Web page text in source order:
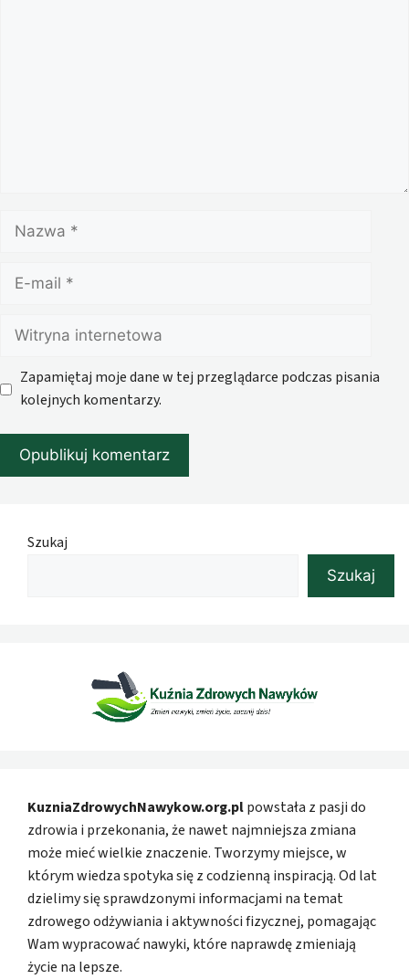
Nazwa
mail
Witryna
internetowa
Zapamiętaj moje dane w tej przeglądarce podczas pisania
kolejnych komentarzy.
Szukaj
Szukaj
KuzniaZdrowychNawykow.org.plpowstała z pasji do
zdrowia i przekonania, że nawet najmniejsza zmiana
może mieć wielkie znaczenie. Tworzymy miejsce, w
którym wiedza spotyka się z codzienną inspiracją. Od lat
dzielimy się sprawdzonymi informacjami na temat
zdrowego odżywiania i aktywności fizycznej, pomagając
Wam wypracować nawyki, które naprawdę zmieniają
życie na lepsze.